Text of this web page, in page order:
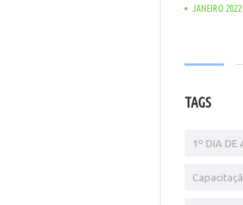
JANEIRO 2022
TAGS
1º DIA DE